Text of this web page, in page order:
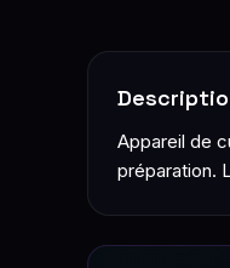
Appareil de
préparation.